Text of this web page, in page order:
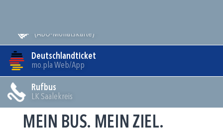
(ABO-Monatskarte)
Deutschlandticket
mo.pla Web/App
Rufbus
LK Saalekreis
MEIN BUS. MEIN ZIEL.